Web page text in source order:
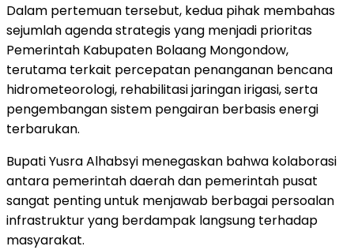
Dalam pertemuan tersebut, kedua pihak membahas
sejumlah agenda strategis yang menjadi prioritas
Pemerintah Kabupaten Bolaang Mongondow,
terutama terkait percepatan penanganan bencana
hidrometeorologi, rehabilitasi jaringan irigasi, serta
pengembangan sistem pengairan berbasis energi
terbarukan.
Bupati Yusra Alhabsyi menegaskan bahwa kolaborasi
antara pemerintah daerah dan pemerintah pusat
sangat penting untuk menjawab berbagai persoalan
infrastruktur yang berdampak langsung terhadap
masyarakat.